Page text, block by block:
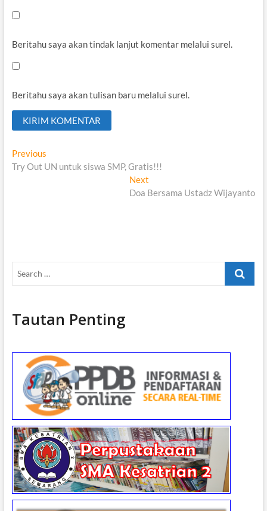
Beritahu saya akan tindak lanjut komentar melalui surel.
Beritahu saya akan tulisan baru melalui surel.
Navigasi
pos
PreviousPrevious
post:
Try Out UN untuk siswa SMP, Gratis!!!
Next
post:
Doa Bersama Ustadz Wijayanto
Search
Tautan Penting